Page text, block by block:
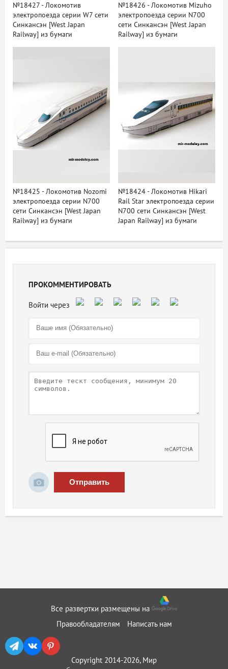
№18427 - Локомотив
электропоезда серии W7 сети
Синкансэн [West Japan
Railway] из бумаги
№18426 - Локомотив Mizuho
электропоезда серии N700
сети Синкансэн [West Japan
Railway] из бумаги
№18425 - Локомотив Nozomi
электропоезда серии N700
сети Синкансэн [West Japan
Railway] из бумаги
№18424 - Локомотив Hikari
Rail Star электропоезда серии
N700 сети Синкансэн [West
Japan Railway] из бумаги
ПРОКОММЕНТИРОВАТЬ
Отправить
Все развертки размещены на
Правообладателям
Написать нам
Copyright 2014-2026, Мир